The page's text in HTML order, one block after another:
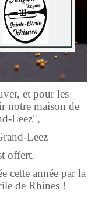
d'information
et pour les
notre maison de
Leez",
Leez
offert.
cette année par la
de Rhines !